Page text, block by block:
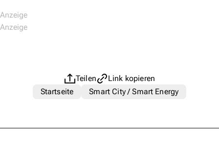
Teilen
Link kopieren
Startseite
Smart City / Smart Energy